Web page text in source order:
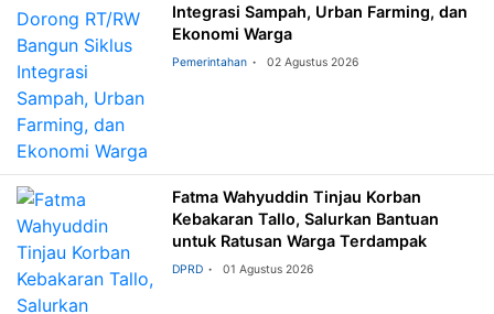
Integrasi Sampah, Urban Farming, dan
Ekonomi Warga
Pemerintahan 02 Agustus 2026
Fatma Wahyuddin Tinjau Korban
Kebakaran Tallo, Salurkan Bantuan
untuk Ratusan Warga Terdampak
DPRD 01 Agustus 2026